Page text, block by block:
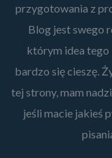
przygotowania z
Blog jest swego
którym idea tego
bardzo się cieszę.
tej strony, mam
jeśli macie jakieś